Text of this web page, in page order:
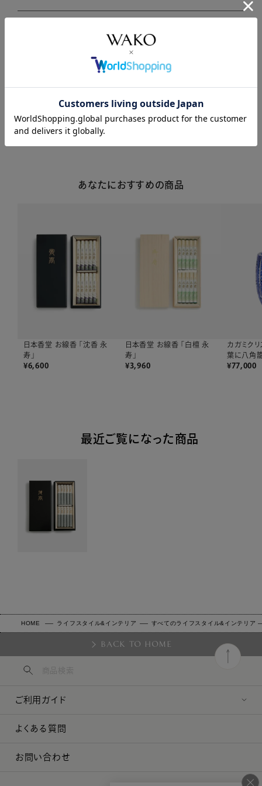
あなたにおすすめの商品
日本香堂 お線香 「沈香 永
寿」
¥6,600
日本香堂 お線香 「白檀 永
寿」
¥3,960
カガミク
葉に八角
¥77,000
最近ご覧になった商品
HOME ライフスタイル&インテリア すべてのライフスタイル&インテリア
BACK TO HOME
ご利用ガイド
よくある質問
お問い合わせ